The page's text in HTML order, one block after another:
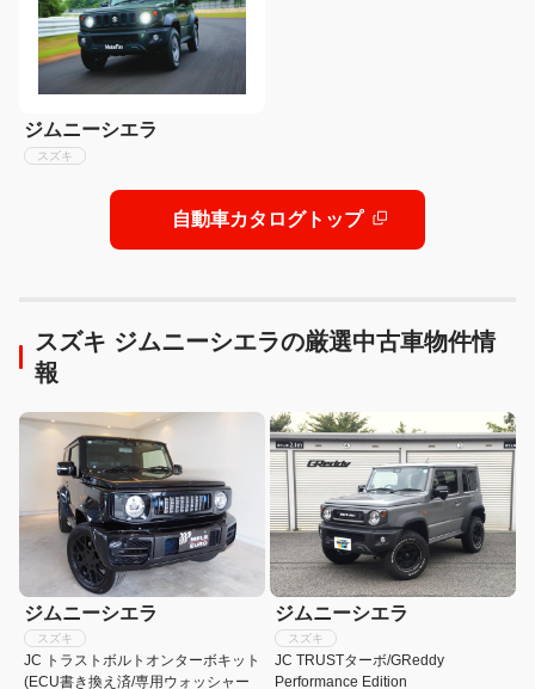
ジムニーシエラ
スズキ
自動車カタログトップ
スズキ ジムニーシエラの厳選中古車物件情
報
ジムニーシエラ
スズキ
JC トラストボルトオンターボキット
(ECU書き換え済/専用ウォッシャー
ジムニーシエラ
スズキ
JC TRUSTターボ/GReddy
Performance Edition